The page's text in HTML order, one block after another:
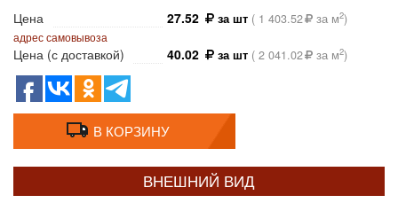
Цена
27.52 за шт ( 1 403.52 за м2)
адрес самовывоза
Цена (с доставкой) 40.02 за шт ( 2 041.02 за м2)
В КОРЗИНУ
ВНЕШНИЙ ВИД